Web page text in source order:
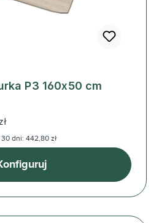
P3 160x50 cm
dni: 442,80 zł